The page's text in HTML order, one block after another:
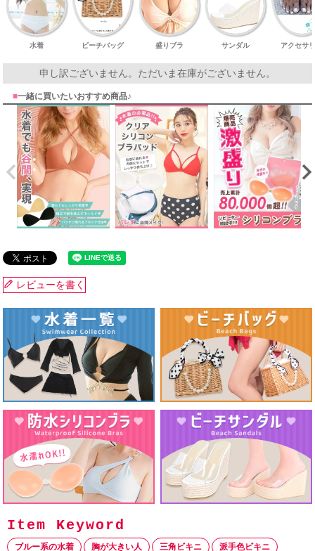
水着 ビーチバッグ 盛りブラ サンダル アクセサ
申し訳ございません。ただいま在庫がございません。
■一緒に買いたいおすすめ商品♪
レビューを書く
ブルー系の水着 胸が大きい人 三角ビキニ 派手色ビキニ